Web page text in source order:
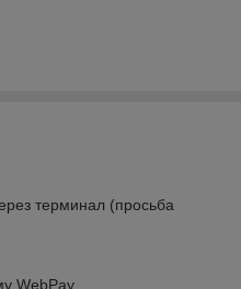
терминал (просьба
WebPay